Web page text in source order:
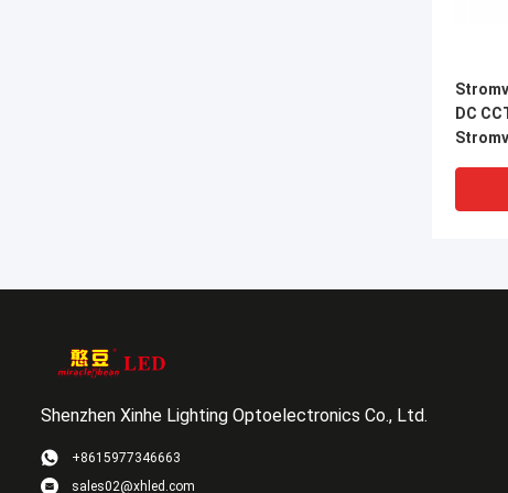
DC
Shenzhen Xinhe Lighting Optoelectronics Co., Ltd.
+8615977346663
sales02@xhled.com